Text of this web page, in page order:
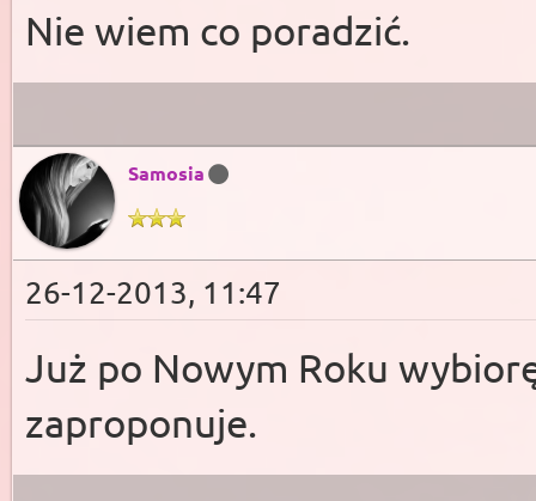
Nie wiem co poradzić.
Samosia
26-12-2013, 11:47
Już po Nowym Roku
zaproponuje.